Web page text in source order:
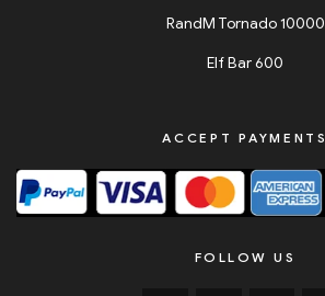
RandM Tornado 10000
Elf Bar 600
ACCEPT PAYMENTS
FOLLOW US